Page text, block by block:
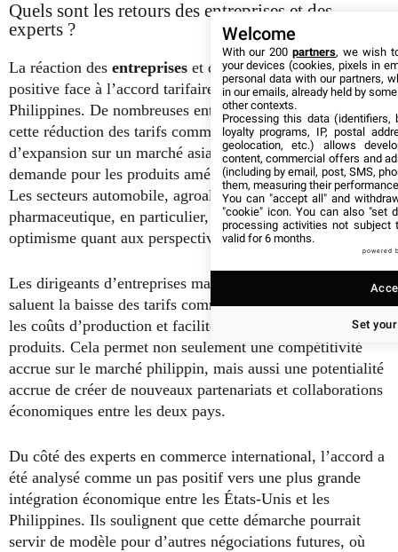
Quels sont les retours des entreprises et des
experts ?
La réaction des entreprises et desexpertsa été largement
positive face à l’accord tarifaire entre les États-Unis et les
Philippines. De nombreuses entreprises américaines voient
cette réduction des tarifs comme une opportunité
d’expansion sur un marché asiatique dynamique, où la
demande pour les produits américains est en croissance.
Les secteurs automobile, agroalimentaire et
pharmaceutique, en particulier, ont exprimé leur
optimisme quant aux perspectives offertes par cet accord.
Les dirigeants d’entreprises manufacturières américaines
saluent la baisse des tarifs comme une mesure qui réduit
les coûts d’production et facilite l’exportation de leurs
produits. Cela permet non seulement une compétitivité
accrue sur le marché philippin, mais aussi une potentialité
accrue de créer de nouveaux partenariats et collaborations
économiques entre les deux pays.
Du côté des experts en commerce international, l’accord a
été analysé comme un pas positif vers une plus grande
intégration économique entre les États-Unis et les
Philippines. Ils soulignent que cette démarche pourrait
servir de modèle pour d’autres négociations futures, où
Welcome
With our 200partners, we wish
your devices (cookies, pixels in
personal data with our partners,
in our emails, already held by
other contexts.
Processing this data (identifiers,
loyalty programs, IP, postal
geolocation, etc.) allows
content, commercial offers and
(including by email, post, SMS,
them, measuring their
You can "accept all" and
"cookie" icon. You can also "set
processing activities not subject
valid for 6 months.
powered
Set